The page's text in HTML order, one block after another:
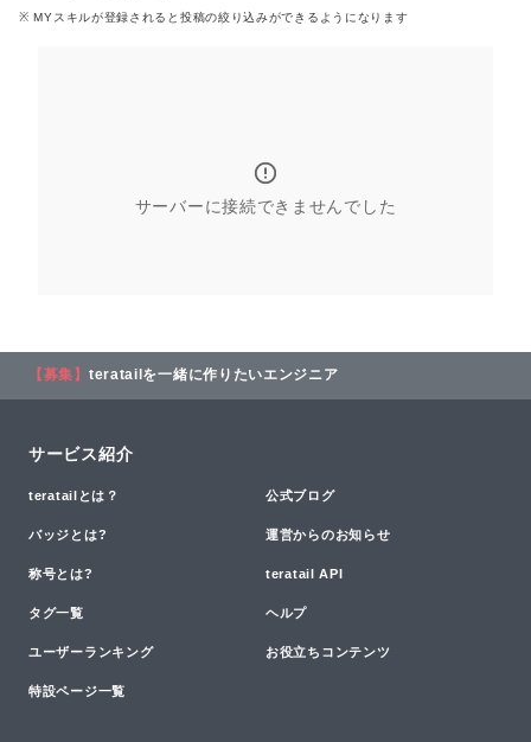
※ MYスキルが登録される と投稿の絞り込みができるようになります
サーバーに接続できませんでした
【募集】 teratailを一緒に作りたいエンジニア
サービス紹介
teratailとは？ 公式ブログ
バッジとは? 運営からのお知らせ
称号とは? teratail API
タグ一覧 ヘルプ
ユーザーランキング お役立ちコンテンツ
特設ページ一覧